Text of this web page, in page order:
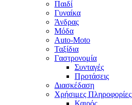
Παιδί
Γυναίκα
Άνδρας
Μόδα
Auto-Moto
Ταξίδια
Γαστρονομία
Συνταγές
Προτάσεις
Διασκέδαση
Χρήσιμες Πληροφορίες
Καιρός